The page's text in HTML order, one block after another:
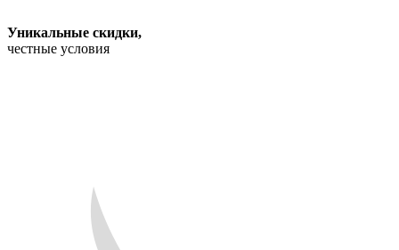
Уникальные скидки,
честные условия